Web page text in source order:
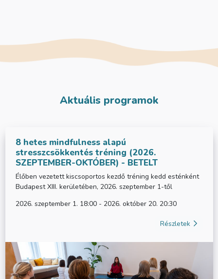
Aktuális programok
8 hetes mindfulness alapú
stresszcsökkentés tréning (2026.
SZEPTEMBER-OKTÓBER) - BETELT
Élőben vezetett kiscsoportos kezdő tréning kedd esténként
Budapest XIII. kerületében, 2026. szeptember 1-től
2026. szeptember 1. 18:00 - 2026. október 20. 20:30
Részletek